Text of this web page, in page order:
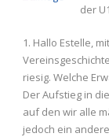
der
1. Hallo Estelle,
riesig. Welche
Der Aufstieg in
auf den wir alle
jedoch ein